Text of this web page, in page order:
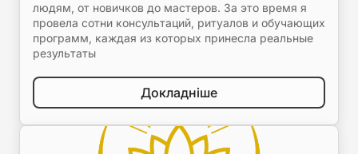
людям, от новичков до мастеров. За это время я
провела сотни консультаций, ритуалов и обучающих
программ, каждая из которых принесла реальные
результаты
Докладніше